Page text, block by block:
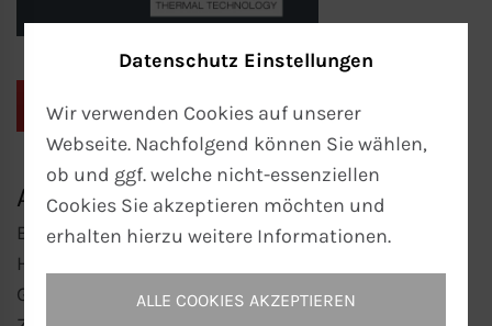
ANWENDUNG
Beheizung von Oberflächen, z.B. Heizkessel,
Heizrahmen, Heizplatten, Stanzformen,
Gießformen; als Frostschutz bei
PDF HERUNTERLADEN
Datenschutz Einstellungen
Wir verwenden Cookies auf unserer
Webseite. Nachfolgend können Sie wählen,
ob und ggf. welche nicht-essenziellen
Cookies Sie akzeptieren möchten und
erhalten hierzu weitere Informationen.
ALLE COOKIES AKZEPTIEREN